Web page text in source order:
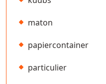
maton
papiercontainer
particulier